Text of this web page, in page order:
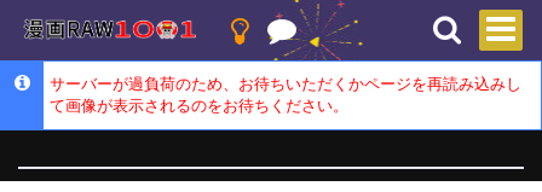
サーバーが過負荷のため、お待ちいただくかページを再読み込みし
て画像が表示されるのをお待ちください。